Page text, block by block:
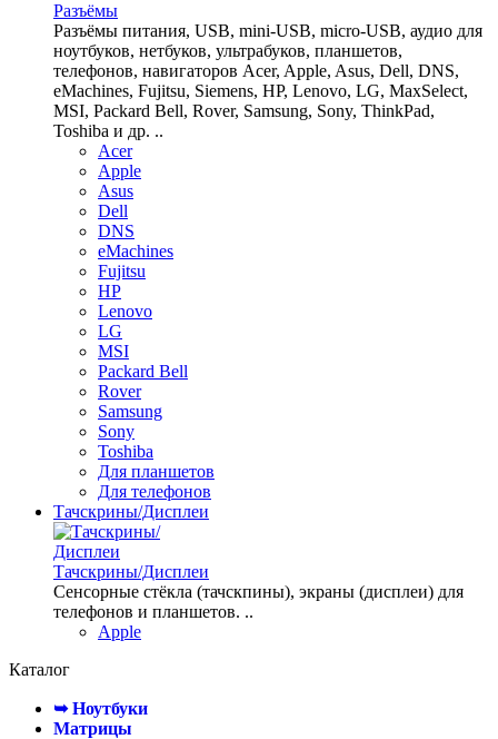
Разъёмы
Разъёмы питания, USB, mini-USB, micro-USB, аудио для
ноутбуков, нетбуков, ультрабуков, планшетов,
телефонов, навигаторов Acer, Apple, Asus, Dell, DNS,
eMachines, Fujitsu, Siemens, HP, Lenovo, LG, MaxSelect,
MSI, Packard Bell, Rover, Samsung, Sony, ThinkPad,
Toshiba и др. ..
Acer
Apple
Asus
Dell
DNS
eMachines
Fujitsu
HP
Lenovo
LG
MSI
Packard Bell
Rover
Samsung
Sony
Toshiba
Для планшетов
Для телефонов
Тачскрины/Дисплеи
Тачскрины/Дисплеи
Сенсорные стёкла (тачскпины), экраны (дисплеи) для
телефонов и планшетов. ..
Apple
Каталог
➥ Ноутбуки
Матрицы